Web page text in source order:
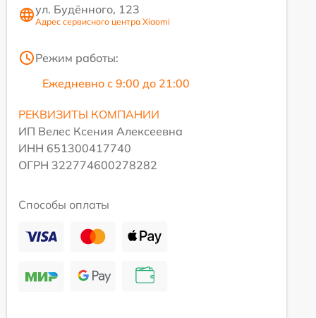
ул. Будённого, 123
Адрес сервисного центра Xiaomi
Режим работы:
Ежедневно с 9:00 до 21:00
РЕКВИЗИТЫ КОМПАНИИ
ИП Велес Ксения Алексеевна
ИНН 651300417740
ОГРН 322774600278282
Способы оплаты